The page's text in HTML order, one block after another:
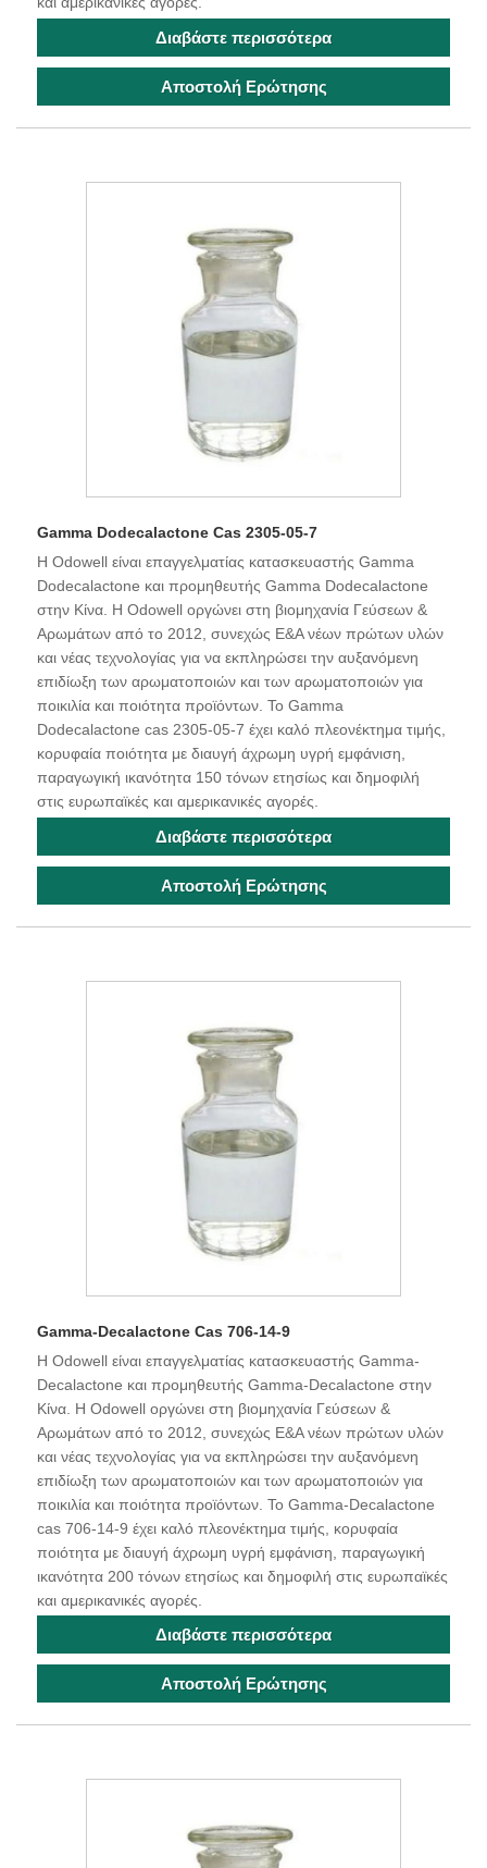
Διαβάστε περισσότερα
Αποστολή Ερώτησης
Gamma Dodecalactone Cas 2305-05-7
Η Odowell είναι επαγγελματίας κατασκευαστής Gamma
Dodecalactone και προμηθευτής Gamma Dodecalactone
στην Κίνα. Η Odowell οργώνει στη βιομηχανία Γεύσεων &
Αρωμάτων από το 2012, συνεχώς Ε&Α νέων πρώτων υλών
και νέας τεχνολογίας για να εκπληρώσει την αυξανόμενη
επιδίωξη των αρωματοποιών και των αρωματοποιών για
ποικιλία και ποιότητα προϊόντων. Το Gamma
Dodecalactone cas 2305-05-7 έχει καλό πλεονέκτημα τιμής,
κορυφαία ποιότητα με διαυγή άχρωμη υγρή εμφάνιση,
παραγωγική ικανότητα 150 τόνων ετησίως και δημοφιλή
στις ευρωπαϊκές και αμερικανικές αγορές.
Διαβάστε περισσότερα
Αποστολή Ερώτησης
Gamma-Decalactone Cas 706-14-9
Η Odowell είναι επαγγελματίας κατασκευαστής Gamma-
Decalactone και προμηθευτής Gamma-Decalactone στην
Κίνα. Η Odowell οργώνει στη βιομηχανία Γεύσεων &
Αρωμάτων από το 2012, συνεχώς Ε&Α νέων πρώτων υλών
και νέας τεχνολογίας για να εκπληρώσει την αυξανόμενη
επιδίωξη των αρωματοποιών και των αρωματοποιών για
ποικιλία και ποιότητα προϊόντων. Το Gamma-Decalactone
cas 706-14-9 έχει καλό πλεονέκτημα τιμής, κορυφαία
ποιότητα με διαυγή άχρωμη υγρή εμφάνιση, παραγωγική
ικανότητα 200 τόνων ετησίως και δημοφιλή στις ευρωπαϊκές
και αμερικανικές αγορές.
Διαβάστε περισσότερα
Αποστολή Ερώτησης